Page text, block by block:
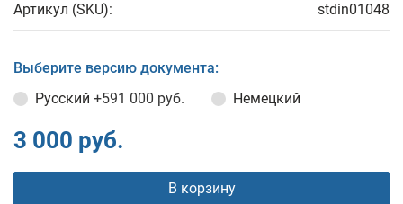
Артикул (SKU): stdin01048
Выберите версию документа:
Русский +591 000 руб. Немецкий
3 000 руб.
В корзину